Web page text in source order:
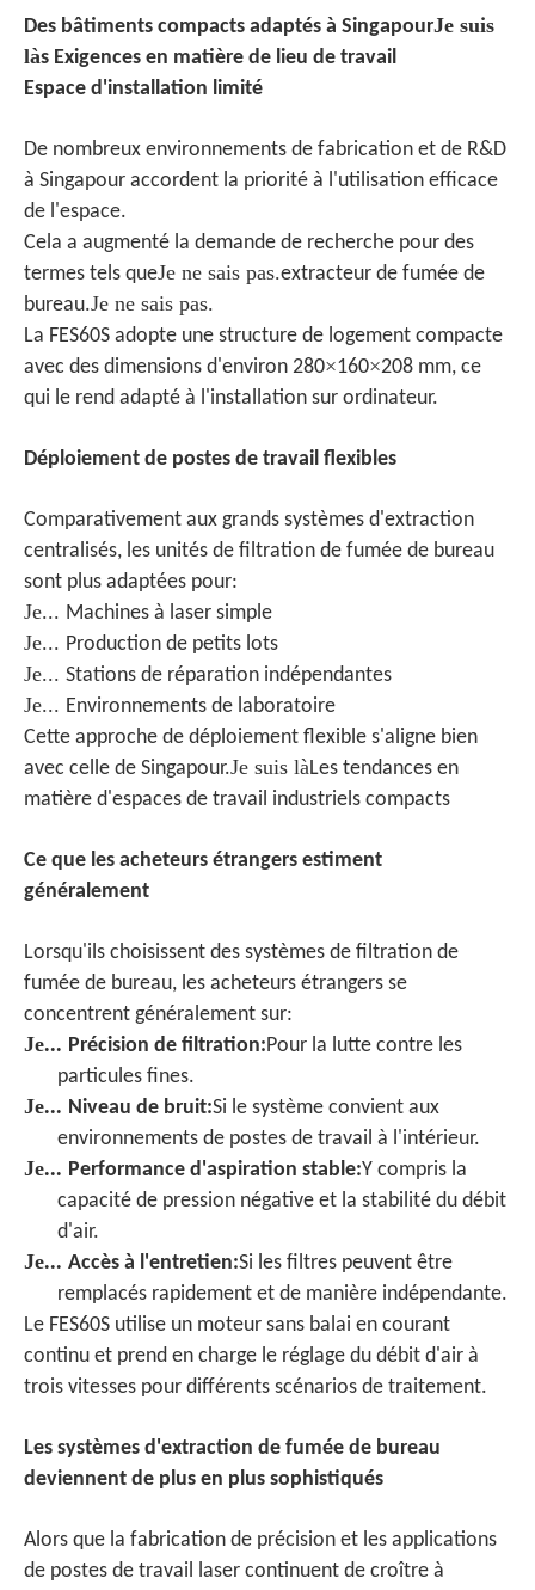
Des bâtiments compacts adaptés à SingapourJe suis
làs Exigences en matière de lieu de travail
Espace d'installation limité
De nombreux environnements de fabrication et de R&D
à Singapour accordent la priorité à l'utilisation efficace
de l'espace.
Cela a augmenté la demande de recherche pour des
termes tels queJe ne sais pas.extracteur de fumée de
bureau.Je ne sais pas.
La FES60S adopte une structure de logement compacte
avec des dimensions d'environ 280×160×208 mm, ce
qui le rend adapté à l'installation sur ordinateur.
Déploiement de postes de travail flexibles
Comparativement aux grands systèmes d'extraction
centralisés, les unités de filtration de fumée de bureau
sont plus adaptées pour:
Je... Machines à laser simple
Je... Production de petits lots
Je... Stations de réparation indépendantes
Je... Environnements de laboratoire
Cette approche de déploiement flexible s'aligne bien
avec celle de Singapour.Je suis làLes tendances en
matière d'espaces de travail industriels compacts
Ce que les acheteurs étrangers estiment
généralement
Lorsqu'ils choisissent des systèmes de filtration de
fumée de bureau, les acheteurs étrangers se
concentrent généralement sur:
Je... Précision de filtration:Pour la lutte contre les
particules fines.
Je... Niveau de bruit:Si le système convient aux
environnements de postes de travail à l'intérieur.
Je... Performance d'aspiration stable:Y compris la
capacité de pression négative et la stabilité du débit
d'air.
Je... Accès à l'entretien:Si les filtres peuvent être
remplacés rapidement et de manière indépendante.
Le FES60S utilise un moteur sans balai en courant
continu et prend en charge le réglage du débit d'air à
trois vitesses pour différents scénarios de traitement.
Les systèmes d'extraction de fumée de bureau
deviennent de plus en plus sophistiqués
Alors que la fabrication de précision et les applications
de postes de travail laser continuent de croître à